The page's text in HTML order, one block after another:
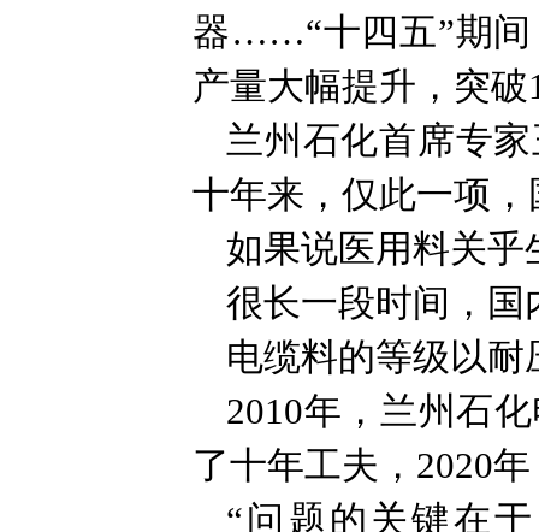
器……“十四五”期间
产量大幅提升，突破
兰州石化首席专
十年来，仅此一项
如果说医用料关乎
很长一段时间，国
电缆料的等级以
2010年，兰州石
了十年工夫，2020
“问题的关键在